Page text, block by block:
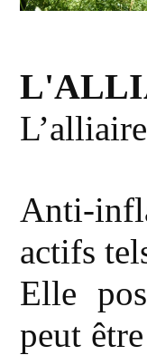
L’alliaire
Anti-
actifs
Elle
peut